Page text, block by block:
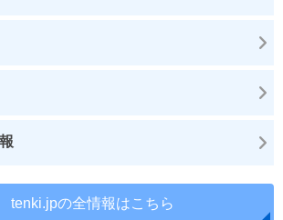
tenki.jpの全情報はこちら